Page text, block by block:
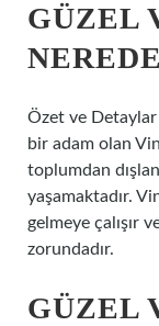
GÜZEL
Özet ve
bir adam olan
toplumdan
yaşamaktadır.
gelmeye çalışır
zorundadır.
GÜZEL